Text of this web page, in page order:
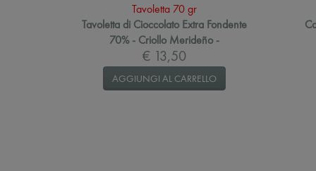
Tavoletta 70 gr
Tavoletta di Cioccolato Extra Fondente
70% - Criollo Merideño -
€ 13,50
AGGIUNGI AL CARRELLO